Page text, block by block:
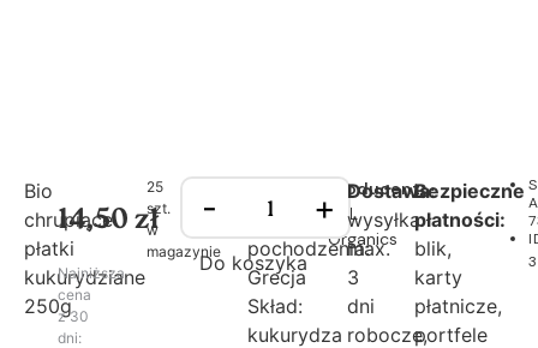
Bio
chrupiące
płatki
kukurydziane
250g
14,50zł
Najniższa
cena
z 30
dni:
Kraj
pochodzenia:
Grecja
Skład:
kukurydza
Producent:
BDL
Organics
25
szt.
w
magazynie
- +
Do koszyka
Dostawa:
wysyłka
max.
3
dni
robocze,
Bezpieczne
płatności:
blik,
karty
płatnicze,
portfele